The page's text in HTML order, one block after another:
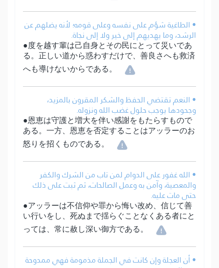
• الطاغية شؤم على نفسه وعلى قومه؛ لأنه يضلهم عن
الرشد، وما يهديهم إلى خير ولا إلى نجاة.
●度を越す輩は己自身とその民にとって災いであ
る。正しい道から惑わすだけで、善良さへも救済
へも導けないからである。
• النعم تقتضي الحفظ والشكر المقرون بالمزيد،
وجحودها يوجب حلول غضب الله ونزوله.
●恩恵は守護と増大を伴い感謝をもたらすもので
ある。一方、恩恵を否定することはアッラーのお
怒りを招くものである。
• الله غفور على الدوام لمن تاب من الشرك والكفر
والمعصية، وآمن به وعمل الصالحات، ثم ثبت على ذلك
حتى مات عليه.
●アッラーは不信仰や罪から悔い改め、信じて善
い行いをし、死ぬまで揺らぐことなくある者にと
っては、常に赦し深い御方である。
• أن العجلة وإن كانت في الجملة مذمومة فهي ممدوحة